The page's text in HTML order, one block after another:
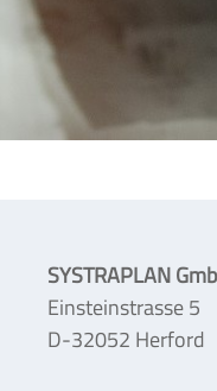
SYSTRAPLAN
Einsteinstrasse 5
D-32052 Herford